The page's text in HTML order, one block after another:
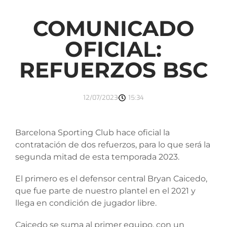
COMUNICADO
OFICIAL:
REFUERZOS BSC
12/07/2023 15:34
Barcelona Sporting Club hace oficial la
contratación de dos refuerzos, para lo que será la
segunda mitad de esta temporada 2023.
El primero es el defensor central Bryan Caicedo,
que fue parte de nuestro plantel en el 2021 y
llega en condición de jugador libre.
Caicedo se suma al primer equipo, con un